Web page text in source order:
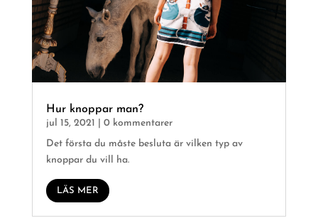
Hur knoppar man?
jul 15, 2021
| 0 kommentarer
Det första du måste besluta är vilken typ av
knoppar du vill ha.
LÄS MER